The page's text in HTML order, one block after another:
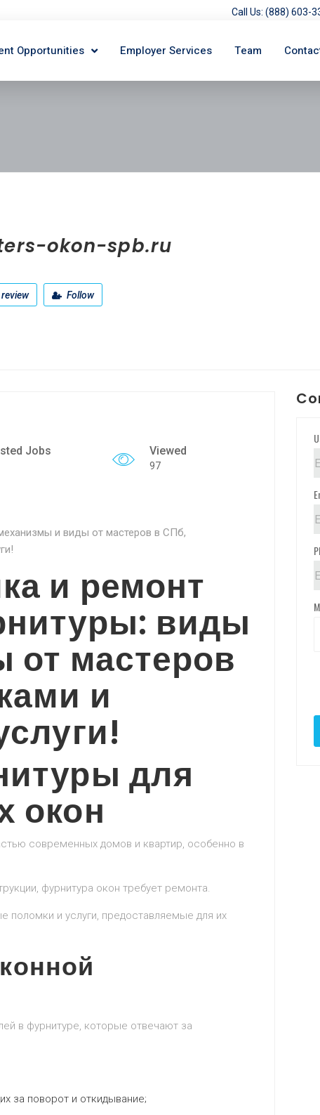
Call Us: (888) 603-
Opportunities Employer Services Team
okon-spb.ru
Follow
Jobs Viewed
97
и виды от мастеров в СПб,
и ремонт
виды
от мастеров
и
для
окон
современных домов и квартир, особенно в
фурнитура окон требует ремонта.
поломки и услуги, предоставляемые для их
в фурнитуре, которые отвечают за
за поворот и откидывание;